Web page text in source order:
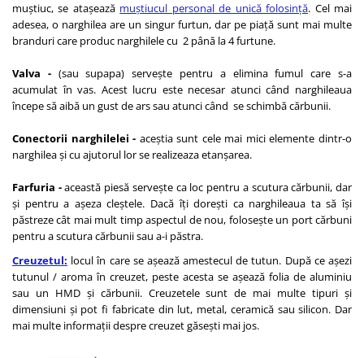
muștiuc, se atașează muștiucul personal de unică folosință. Cel mai
adesea, o narghilea are un singur furtun, dar pe piață sunt mai multe
branduri care produc narghilele cu 2 până la 4 furtune.
Valva - (sau supapa) servește pentru a elimina fumul care s-a
acumulat în vas. Acest lucru este necesar atunci când narghileaua
începe să aibă un gust de ars sau atunci când se schimbă cărbunii.
Conectorii narghilelei - aceștia sunt cele mai mici elemente dintr-o
narghilea și cu ajutorul lor se realizeaza etanșarea.
Farfuria -această piesă servește ca loc pentru a scutura cărbunii, dar
și pentru a așeza cleștele. Dacă îți dorești ca narghileaua ta să își
păstreze cât mai mult timp aspectul de nou, folosește un port cărbuni
pentru a scutura cărbunii sau a-i păstra.
Creuzetul: locul în care se așează amestecul de tutun. După ce așezi
tutunul / aroma în creuzet, peste acesta se așează folia de aluminiu
sau un HMD și cărbunii. Creuzetele sunt de mai multe tipuri și
dimensiuni și pot fi fabricate din lut, metal, ceramică sau silicon. Dar
mai multe informații despre creuzet găsești mai jos.